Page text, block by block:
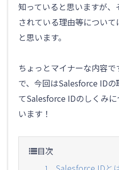
Salesforceを学ぶ
Salesforceイベント
Anaplan
Anaplanイベント
社員紹介
エンジニア
セールス
トレーナー
その他
知っていると思いますが
されている理由等につい
と思います。
ちょっとマイナーな内容
で、今回はSalesforce ID
てSalesforce IDのしくみ
います！
目次